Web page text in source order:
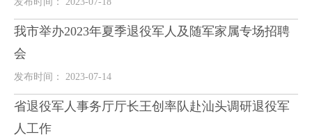
我市举办2023年夏季退役军人及随军家属专场招聘
会
发布时间： 2023-07-14
省退役军人事务厅厅长王创率队赴汕头调研退役军
人工作